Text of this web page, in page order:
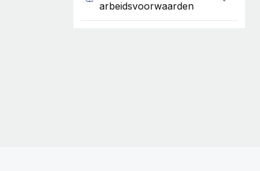
arbeidsvoorwaarden